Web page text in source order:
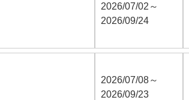
2026/07/02～
2026/09/24
2026/07/08～
2026/09/23